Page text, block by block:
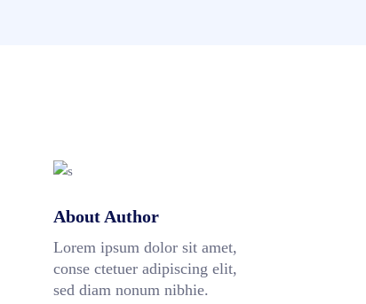
About Author
Lorem ipsum dolor sit amet,
conse ctetuer adipiscing elit,
sed diam nonum nibhie.